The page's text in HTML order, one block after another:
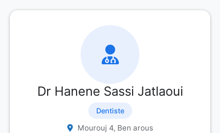
Dr Hanene Sassi Jatlaoui
Dentiste
Mourouj 4, Ben arous